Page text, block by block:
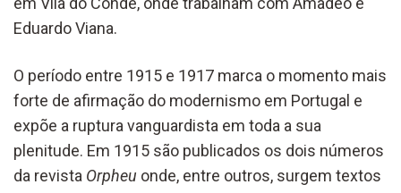
Eduardo Viana.
O período entre 1915 e 1917 marca o momento mais
forte de afirmação do modernismo em Portugal e
expõe a ruptura vanguardista em toda a sua
plenitude. Em 1915 são publicados os dois números
da revista Orpheu onde, entre outros, surgem textos